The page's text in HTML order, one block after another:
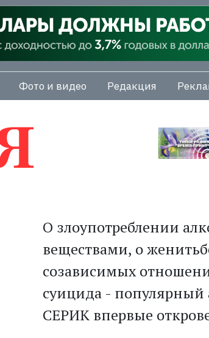
Фото и видео Редакция
О злоупотреблении
веществами, о
созависимых
суицида -
СЕРИК впервые